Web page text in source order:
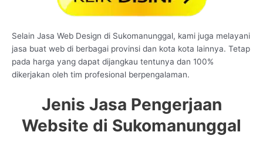
Selain Jasa Web Design di Sukomanunggal, kami juga melayani
jasa buat web di berbagai provinsi dan kota kota lainnya. Tetap
pada harga yang dapat dijangkau tentunya dan 100%
dikerjakan oleh tim profesional berpengalaman.
Jenis Jasa Pengerjaan
Website di Sukomanunggal